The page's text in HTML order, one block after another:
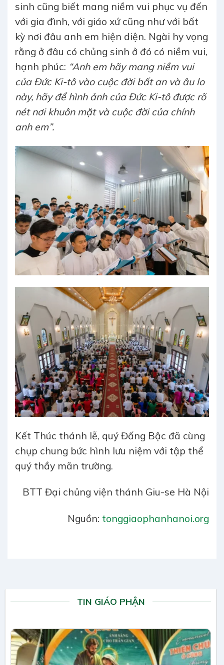
sinh cũng biết mang niềm vui phục vụ đến
với gia đình, với giáo xứ cũng như với bất
kỳ nơi đâu anh em hiện diện. Ngài hy vọng
rằng ở đâu có chủng sinh ở đó có niềm vui,
hạnh phúc: “Anh em hãy mang niềm vui
của Đức Ki-tô vào cuộc đời bất an và âu lo
này, hãy để hình ảnh của Đức Ki-tô được rõ
nét nơi khuôn mặt và cuộc đời của chính
anh em”.
Kết Thúc thánh lễ, quý Đấng Bậc đã cùng
chụp chung bức hình lưu niệm với tập thể
quý thầy mãn trường.
BTT Đại chủng viện thánh Giu-se Hà Nội
Nguồn: tonggiaophanhanoi.org
TIN GIÁO PHẬN